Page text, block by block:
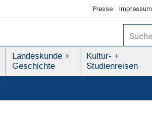
Presse Impressum
Suchen
nach:
Landeskunde +
Geschichte
Kultur- +
Studienreisen